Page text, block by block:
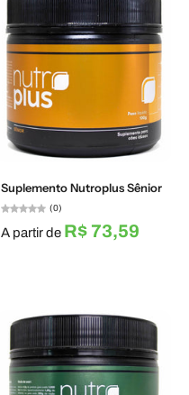
Suplemento Nutroplus Sênior
(0)
A partir de R$ 73,59